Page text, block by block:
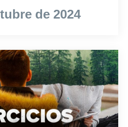
de 2024